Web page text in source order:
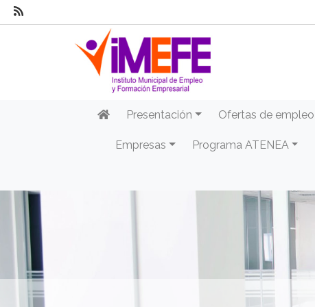
Presentación Ofertas de empleo
Empresas Programa ATENEA